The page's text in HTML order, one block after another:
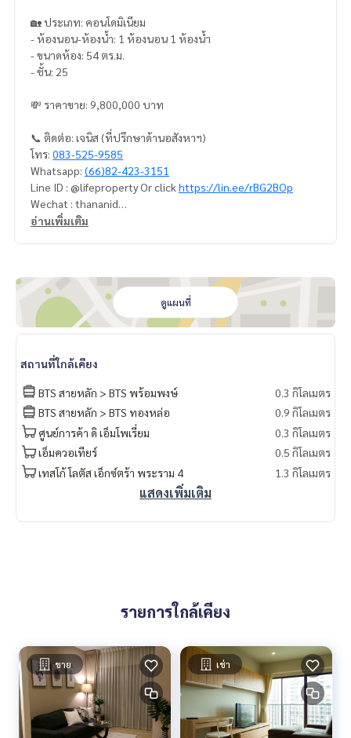
🏡 ประเภท: คอนโดมิเนียม
- ห้องนอน-ห้องน้ำ: 1 ห้องนอน 1 ห้องน้ำ
- ขนาดห้อง: 54 ตร.ม.
- ชั้น: 25
💸 ราคาขาย: 9,800,000 บาท
📞 ติดต่อ: เจนิส (ที่ปรึกษาด้านอสังหาฯ)
โทร: 083-525-9585
Whatsapp: (66)82-423-3151
Line ID : @lifeproperty Or click https://lin.ee/rBG2BOp
Wechat : thananid
อีเมล:lifeproperty.bkk@gmail.com
สังหาริมทรัพย์ในกรุงเทพฯ
เรามีทีมงานพร้อมให้คำปรึกษาและช่วยหาสถานที่ที่เหมาะสมที่สุด
ให้คุณ ฟรี!
#เช่าคอนโด #คอนโดให้เช่า #คอนโดติดรถไฟฟ้า #เอเจนท์คอนโ
ด #คอนโดติดbts #คอนโดใกล้รถไฟฟ้า #condoforrentbangko
k
#bangkokcondo #คอนโดพร้อมอยู่ #คอนโดน่าอยู่ #คอนโดน่า
ลงทุน #คอนโดหรู #condointhailand #thailandcondo
#thailandrealestate #thailandresidence #condoinvestme
nt #LifeProperty #โนเบิลรีไฟน์พร้อมพงษ์ #PhromPhong
อ่านเพิ่มเติม
ดูแผนที่
สถานที่ใกล้เคียง
BTS สายหลัก > BTS พร้อมพงษ์
0.3 กิโลเมตร
BTS สายหลัก > BTS ทองหล่อ
0.9 กิโลเมตร
ศูนย์การค้า ดิ เอ็มโพเรี่ยม
0.3 กิโลเมตร
เอ็มควอเทียร์
0.5 กิโลเมตร
เทสโก้ โลตัส เอ็กซ์ตร้า พระราม 4
1.3 กิโลเมตร
แสดงเพิ่มเติม
รายการใกล้เคียง
ขาย เช่า